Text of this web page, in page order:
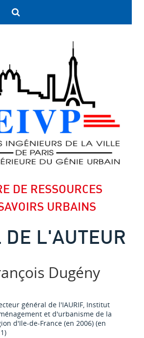
DE RESSOURCES
URBAINS
DE L'AUTEUR
Dugény
général de l'IAURIF, Institut
et d'urbanisme de la
d'Ile-de-France (en 2006) (en